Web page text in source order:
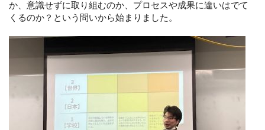
か、意識せずに取り組むのか、プロセスや成果に違いはでて
くるのか？という問いから始まりました。